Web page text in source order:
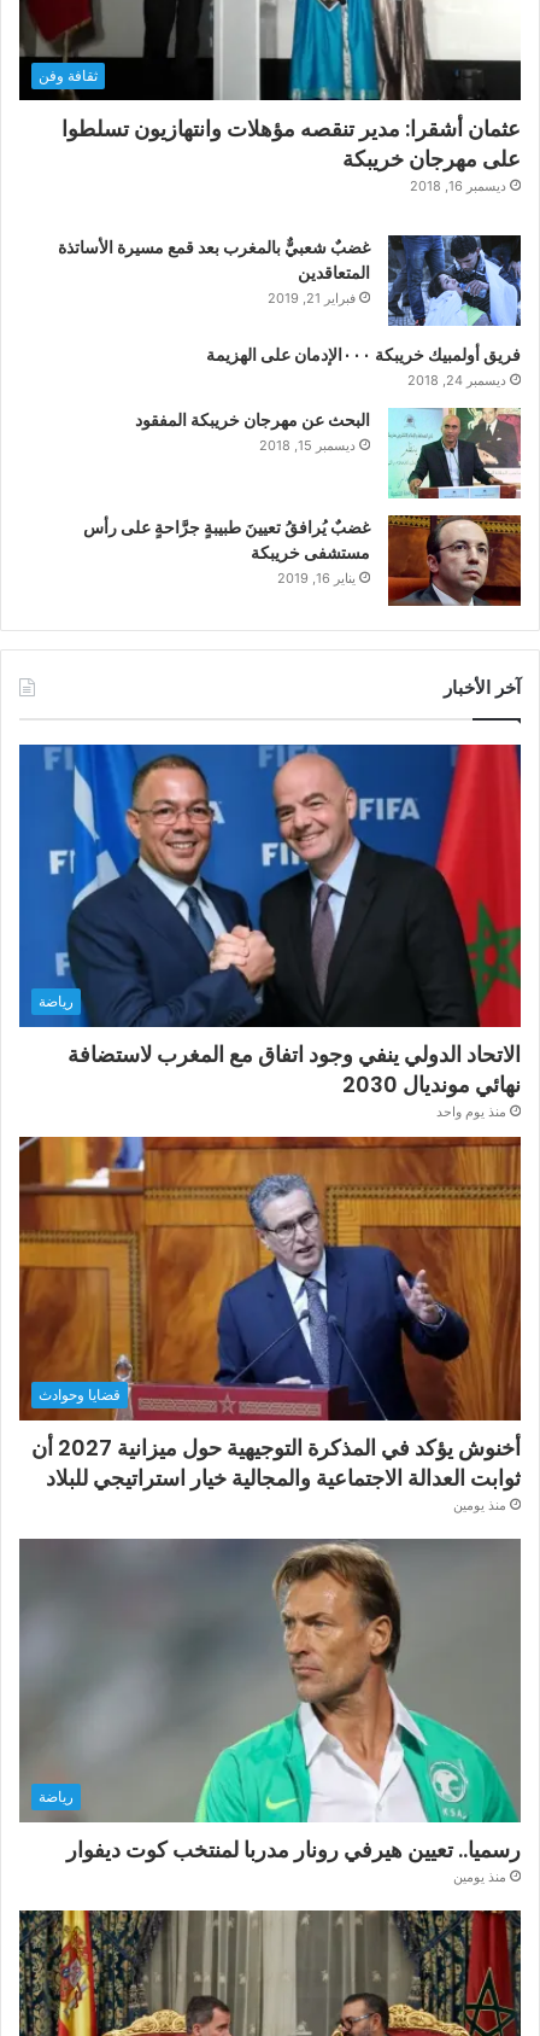
ثقافة وفن
عثمان أشقرا: مدير تنقصه مؤهلات وانتهازيون تسلطوا
على مهرجان خريبكة
ديسمبر 16, 2018
غضبٌ شعبيٌّ بالمغرب بعد قمع مسيرة الأساتذة
المتعاقدين
فبراير 21, 2019
فريق أولمبيك خريبكة ٠٠٠الإدمان على الهزيمة
ديسمبر 24, 2018
البحث عن مهرجان خريبكة المفقود
ديسمبر 15, 2018
غضبٌ يُرافقُ تعيينَ طبيبةٍ جرَّاحةٍ على رأس
مستشفى خريبكة
يناير 16, 2019
آخر الأخبار
رياضة
الاتحاد الدولي ينفي وجود اتفاق مع المغرب لاستضافة
نهائي مونديال 2030
منذ يوم واحد
قضايا وحوادث
أخنوش يؤكد في المذكرة التوجيهية حول ميزانية 2027 أن
ثوابت العدالة الاجتماعية والمجالية خيار استراتيجي للبلاد
منذ يومين
رياضة
رسميا.. تعيين هيرفي رونار مدربا لمنتخب كوت ديفوار
منذ يومين